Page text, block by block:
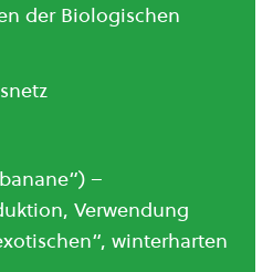
der Biologischen
–
Verwendung
winterharten